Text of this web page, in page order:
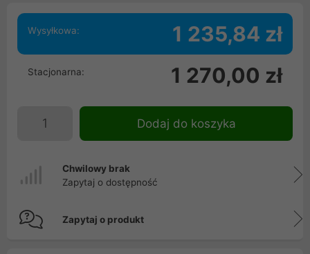
Wysyłkowa: 1 235,84 zł
Stacjonarna: 1 270,00 zł
Dodaj do koszyka
Chwilowy brak
Zapytaj o dostępność
Zapytaj o produkt